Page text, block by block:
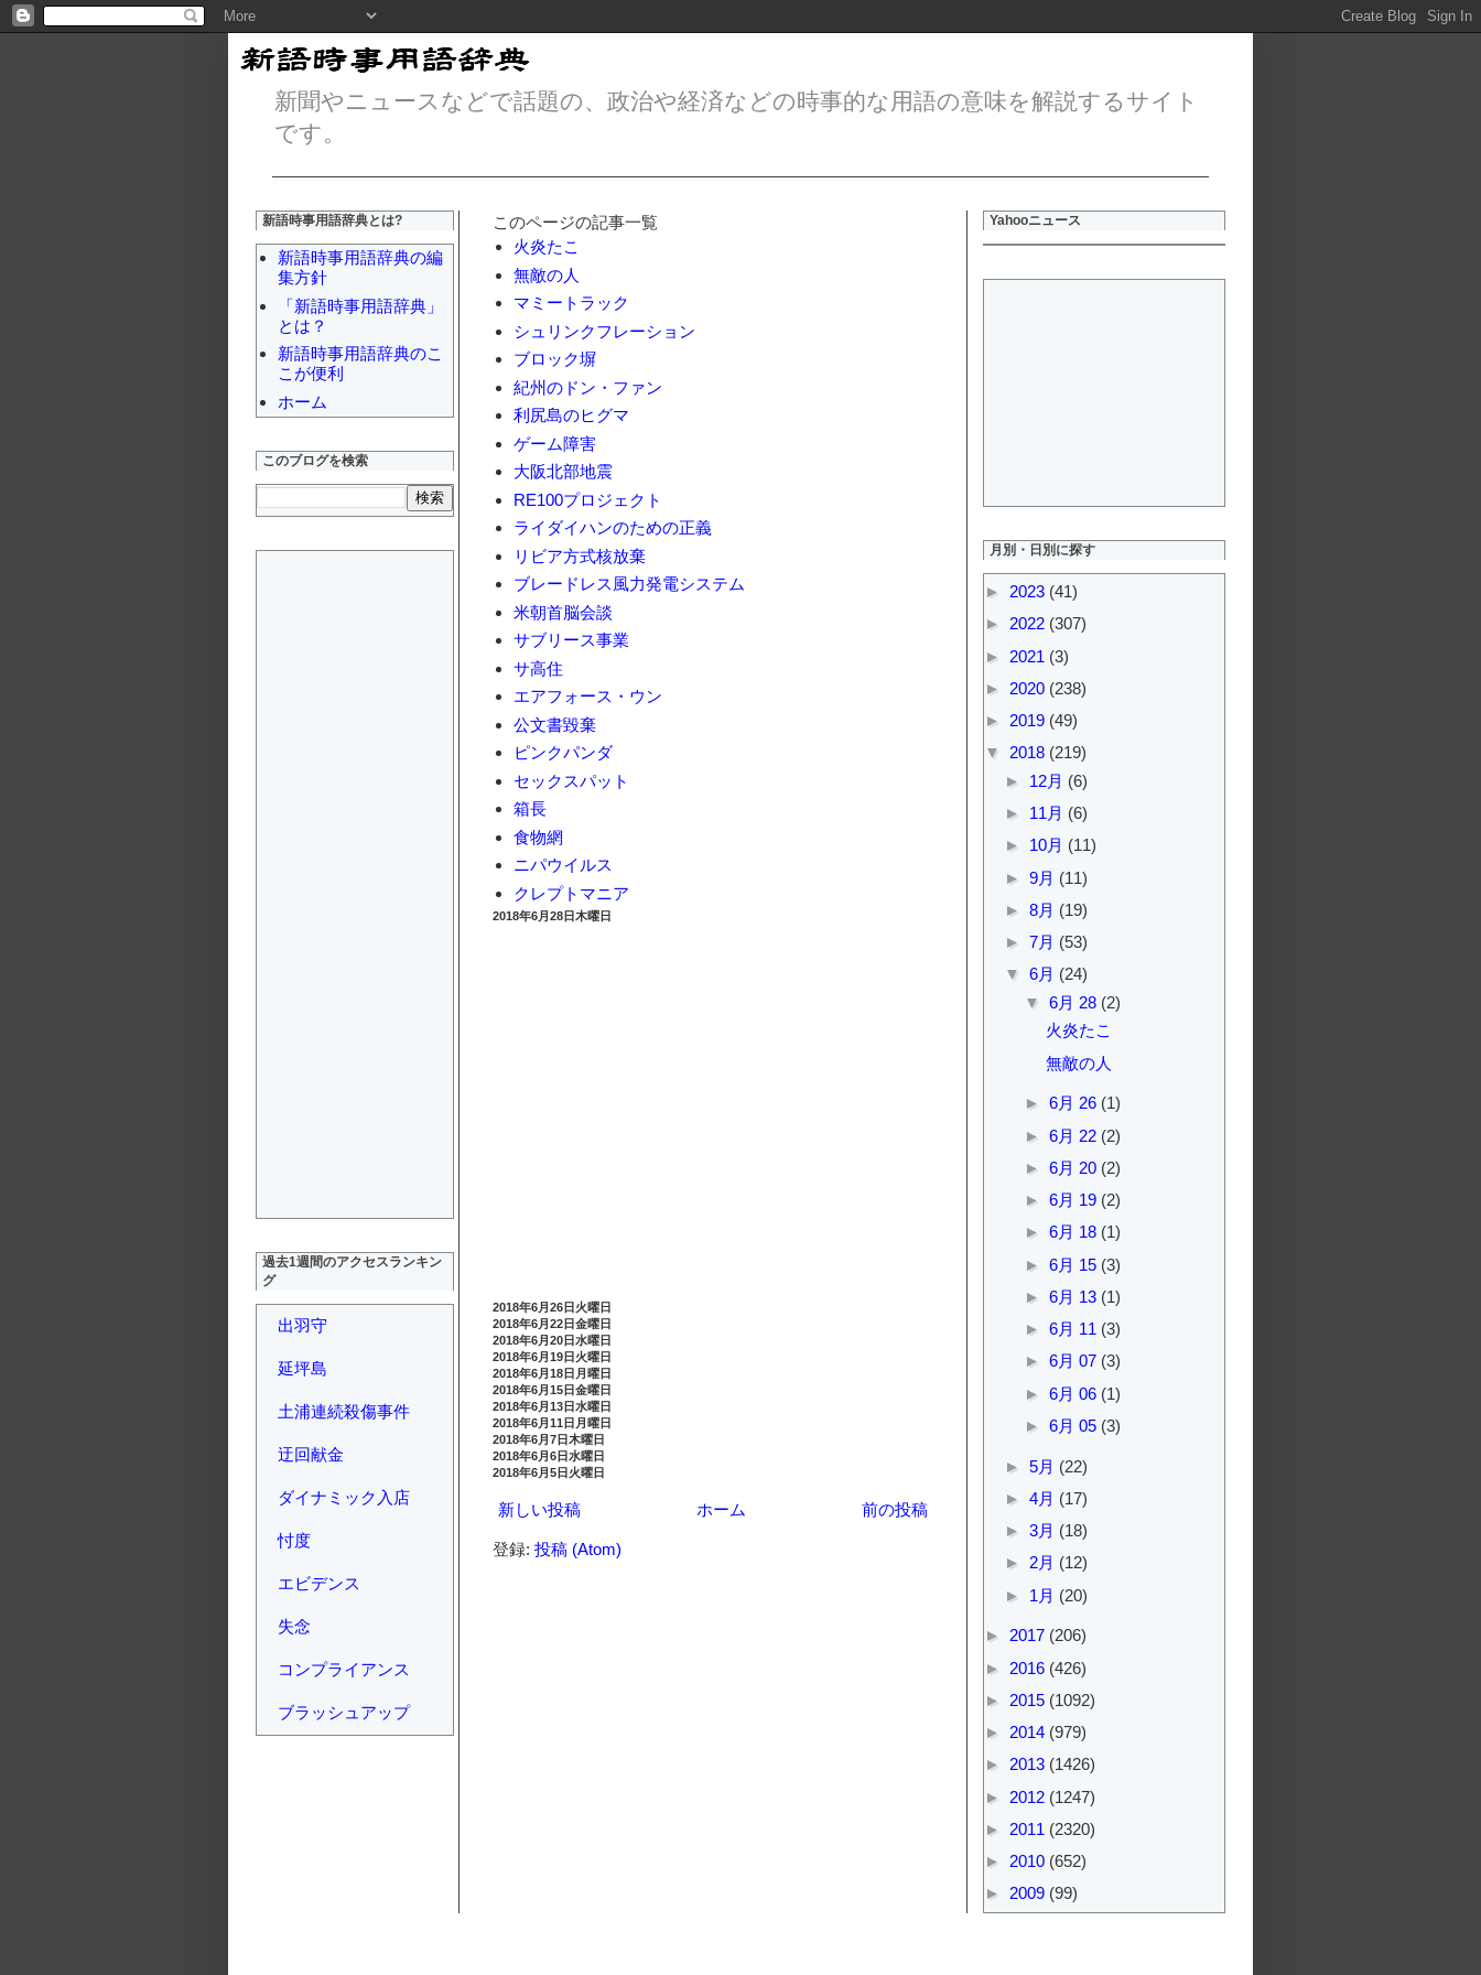
新聞やニュースなどで話題の、政治や経済などの時事的な用語の意味を解説するサイト
です。
このページの記事一覧
火炎たこ
無敵の人
マミートラック
シュリンクフレーション
ブロック塀
紀州のドン・ファン
利尻島のヒグマ
ゲーム障害
大阪北部地震
RE100プロジェクト
ライダイハンのための正義
リビア方式核放棄
ブレードレス風力発電システム
米朝首脳会談
サブリース事業
サ高住
エアフォース・ウン
公文書毀棄
ピンクパンダ
セックスパット
箱長
食物網
ニパウイルス
クレプトマニア
2018年6月28日木曜日
2018年6月26日火曜日
2018年6月22日金曜日
2018年6月20日水曜日
2018年6月19日火曜日
2018年6月18日月曜日
2018年6月15日金曜日
2018年6月13日水曜日
2018年6月11日月曜日
2018年6月7日木曜日
2018年6月6日水曜日
2018年6月5日火曜日
新しい投稿 前の投稿
ホーム
登録: 投稿 (Atom)
新語時事用語辞典とは?
新語時事用語辞典の編
集方針
「新語時事用語辞典」
とは？
新語時事用語辞典のこ
こが便利
ホーム
このブログを検索
過去1週間のアクセスランキン
グ
出羽守
延坪島
土浦連続殺傷事件
迂回献金
ダイナミック入店
忖度
エビデンス
失念
コンプライアンス
ブラッシュアップ
Yahooニュース
月別・日別に探す
► 2023 (41)
► 2022 (307)
► 2021 (3)
► 2020 (238)
► 2019 (49)
▼ 2018 (219)
► 12月 (6)
► 11月 (6)
► 10月 (11)
► 9月 (11)
► 8月 (19)
► 7月 (53)
▼ 6月 (24)
▼ 6月 28 (2)
火炎たこ
無敵の人
► 6月 26 (1)
► 6月 22 (2)
► 6月 20 (2)
► 6月 19 (2)
► 6月 18 (1)
► 6月 15 (3)
► 6月 13 (1)
► 6月 11 (3)
► 6月 07 (3)
► 6月 06 (1)
► 6月 05 (3)
► 5月 (22)
► 4月 (17)
► 3月 (18)
► 2月 (12)
► 1月 (20)
► 2017 (206)
► 2016 (426)
► 2015 (1092)
► 2014 (979)
► 2013 (1426)
► 2012 (1247)
► 2011 (2320)
► 2010 (652)
► 2009 (99)